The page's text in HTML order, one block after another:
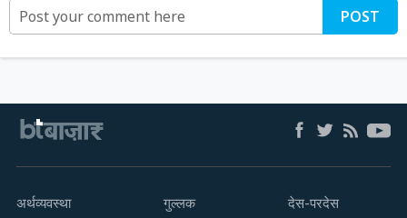
POST
अर्थव्यवस्था गुल्लक देस-परदेस